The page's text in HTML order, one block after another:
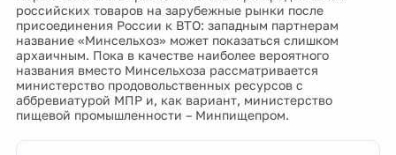
российских товаров на зарубежные рынки после
присоединения России к ВТО: западным партнерам
название «Минсельхоз» может показаться слишком
архаичным. Пока в качестве наиболее вероятного
названия вместо Минсельхоза рассматривается
министерство продовольственных ресурсов с
аббревиатурой МПР и, как вариант, министерство
пищевой промышленности – Минпищепром.